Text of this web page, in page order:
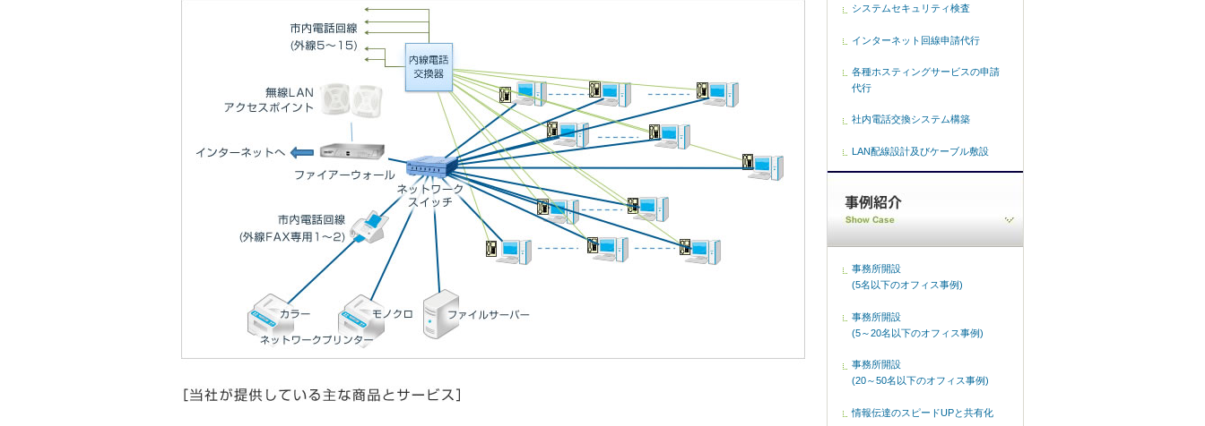
システムセキュリティ検査
インターネット回線申請代行
各種ホスティングサービスの申請
代行
社内電話交換システム構築
LAN配線設計及びケーブル敷設
事務所開設
(5名以下のオフィス事例)
事務所開設
(5～20名以下のオフィス事例)
事務所開設
(20～50名以下のオフィス事例)
情報伝達のスピードUPと共有化